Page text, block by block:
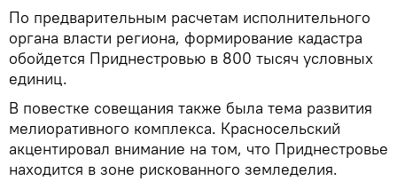
По предварительным расчетам исполнительного
органа власти региона, формирование кадастра
обойдется Приднестровью в 800 тысяч условных
единиц.
В повестке совещания также была тема развития
мелиоративного комплекса. Красносельский
акцентировал внимание на том, что Приднестровье
находится в зоне рискованного земледелия.